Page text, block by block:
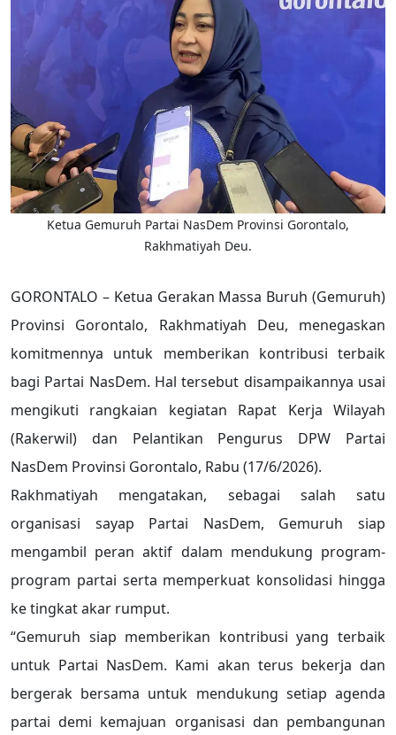
Ketua Gemuruh Partai NasDem Provinsi Gorontalo,
Rakhmatiyah Deu.
GORONTALO – Ketua Gerakan Massa Buruh (Gemuruh)
Provinsi Gorontalo, Rakhmatiyah Deu, menegaskan
komitmennya untuk memberikan kontribusi terbaik
bagi Partai NasDem. Hal tersebut disampaikannya usai
mengikuti rangkaian kegiatan Rapat Kerja Wilayah
(Rakerwil) dan Pelantikan Pengurus DPW Partai
NasDem Provinsi Gorontalo, Rabu (17/6/2026).
Rakhmatiyah mengatakan, sebagai salah satu
organisasi sayap Partai NasDem, Gemuruh siap
mengambil peran aktif dalam mendukung program-
program partai serta memperkuat konsolidasi hingga
ke tingkat akar rumput.
“Gemuruh siap memberikan kontribusi yang terbaik
untuk Partai NasDem. Kami akan terus bekerja dan
bergerak bersama untuk mendukung setiap agenda
partai demi kemajuan organisasi dan pembangunan